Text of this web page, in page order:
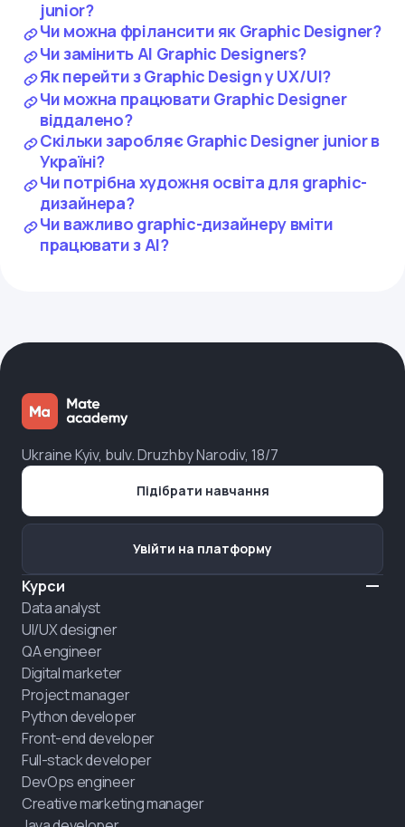
junior?
Чи можна фрілансити як Graphic Designer?
Чи замінить AI Graphic Designers?
Як перейти з Graphic Design у UX/UI?
Чи можна працювати Graphic Designer
віддалено?
Скільки заробляє Graphic Designer junior в
Україні?
Чи потрібна художня освіта для graphic-
дизайнера?
Чи важливо graphic-дизайнеру вміти
працювати з AI?
Ukraine Kyiv, bulv. Druzhby Narodiv, 18/7
Курси
Data analyst
UI/UX designer
QA engineer
Digital marketer
Project manager
Python developer
Front-end developer
Full-stack developer
DevOps engineer
Creative marketing manager
Підібрати навчання
Увійти на платформу